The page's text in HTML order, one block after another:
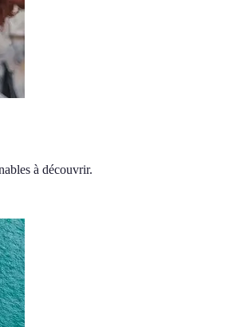
à découvrir.